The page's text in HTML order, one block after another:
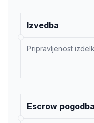
Izvedba
Pripravljenost
Escrow pogodba